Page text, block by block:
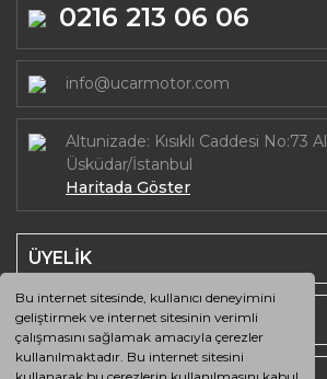
Bu internet sitesinde, kullanıcı deneyimini
geliştirmek ve internet sitesinin verimli
çalışmasını sağlamak amacıyla çerezler
kullanılmaktadır. Bu internet sitesini
0216 213 06 06
info@ucarmotor.com
Altunizade: Kısıklı Caddesi No:73
Üsküdar/İstanbul
Haritada Göster
ÜYELİK
SAYFALAR